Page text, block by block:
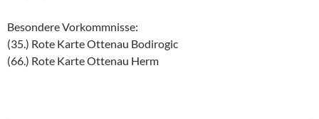
Besondere Vorkommnisse:
(35.) Rote Karte Ottenau Bodirogic
(66.) Rote Karte Ottenau Herm